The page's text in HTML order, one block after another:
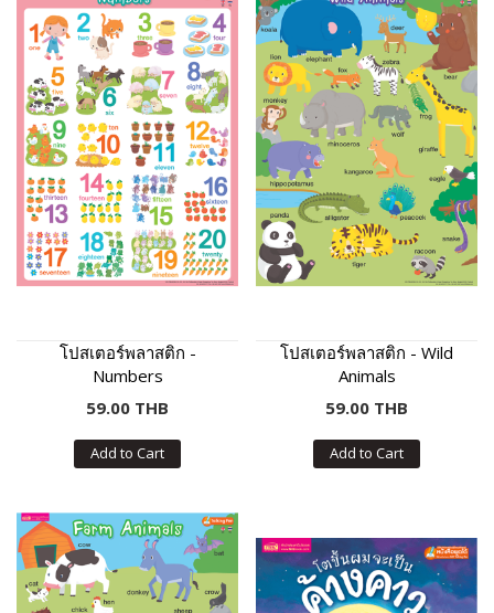
โปสเตอร์พลาสติก -
Numbers
59.00 THB
Add to Cart
โปสเตอร์พลาสติก - Wild
Animals
59.00 THB
Add to Cart